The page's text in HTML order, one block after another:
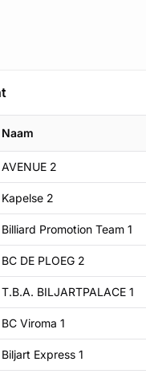
Naam
AVENUE 2
Kapelse 2
Billiard Promotion Team 1
BC DE PLOEG 2
T.B.A. BILJARTPALACE 1
BC Viroma 1
Biljart Express 1